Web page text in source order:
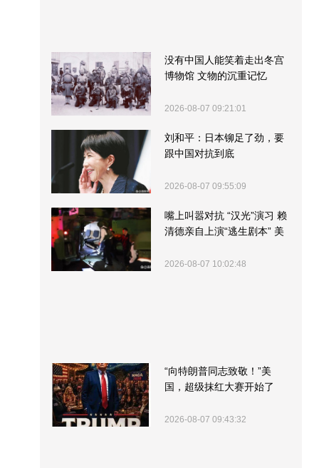
没有中国人能笑着走出冬宫
博物馆 文物的沉重记忆
2026-08-07 09:21:01
刘和平：日本铆足了劲，要
跟中国对抗到底
2026-08-07 09:55:09
嘴上叫嚣对抗 “汉光”演习 赖
清德亲自上演“逃生剧本” 美
2026-08-07 10:02:48
“向特朗普同志致敬！”美
国，超级抹红大赛开始了
2026-08-07 09:43:32